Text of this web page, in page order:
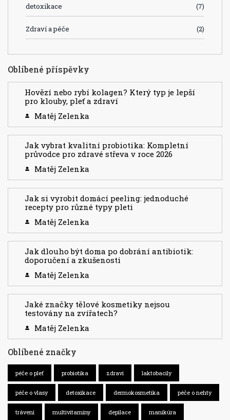
detoxikace (7)
Zdraví a péče (2)
Oblíbené příspěvky
Hovězí nebo rybí kolagen? Který typ je lepší
pro klouby, pleť a zdraví
Matěj Zelenka
Jak vybrat kvalitní probiotika: Kompletní
průvodce pro zdravé střeva v roce 2026
Matěj Zelenka
Jak si vyrobit domácí peeling: jednoduché
recepty pro různé typy pleti
Matěj Zelenka
Jak dlouho být doma po dobrání antibiotik:
doporučení a zkušenosti
Matěj Zelenka
Jaké značky tělové kosmetiky nejsou
testovány na zvířatech?
Matěj Zelenka
Oblíbené značky
péče o pleť probiotika zdraví laktobacily
péče o vlasy detoxikace dermokosmetika péče o nehty
trávení multivitamíny depilace manikúra